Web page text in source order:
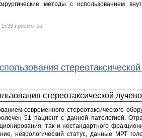
методы с использованием
1533 просмотра
современного стереотаксического
51 пациент с данной патологией.
так и нестандартного
неврологический статус, данные МРТ